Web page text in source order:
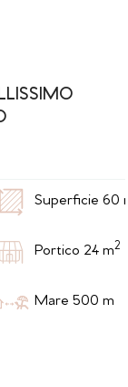
Superficie 60 m
Portico 24 m2
Mare 500 m